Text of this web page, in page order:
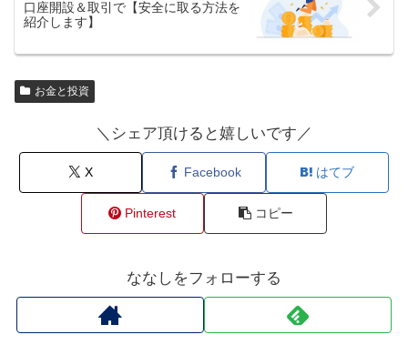
口座開設＆取引で【安全に取る方法を
紹介します】
お金と投資
＼シェア頂けると嬉しいです／
X Facebook はてブ
Pinterest コピー
ななしをフォローする